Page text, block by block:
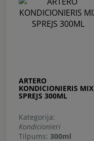
ARTERO
KONDICIONIERIS MIX
SPREJS 300ML
Kategorija:
Kondicionieri
Tilpums: 300ml